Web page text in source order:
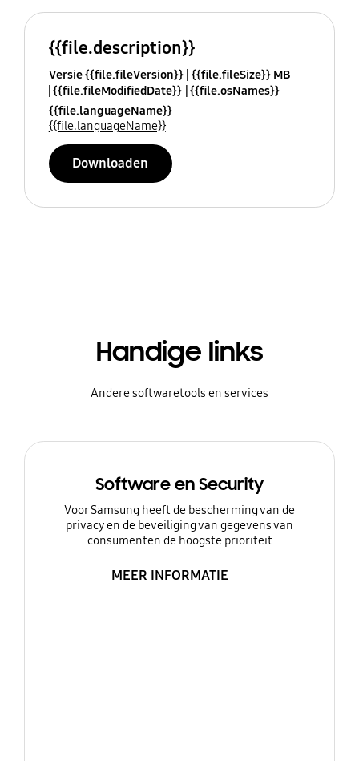
{{file.description}}
Versie {{file.fileVersion}} {{file.fileSize}} MB
{{file.fileModifiedDate}} {{file.osNames}}
{{file.languageName}}
{{file.languageName}}
Downloaden
Handige links
Andere softwaretools en services
Software en Security
Voor Samsung heeft de bescherming van de
privacy en de beveiliging van gegevens van
consumenten de hoogste prioriteit
MEER INFORMATIE